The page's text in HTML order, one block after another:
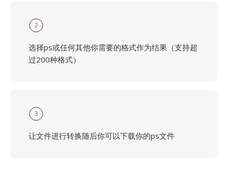
2
选择ps或任何其他你需要的格式作为结果（支持超
过200种格式）
3
让文件进行转换随后你可以下载你的ps文件